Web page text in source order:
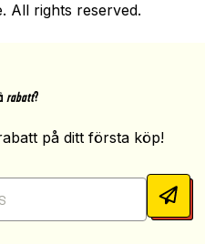
All rights reserved.
rabatt?
på ditt första köp!